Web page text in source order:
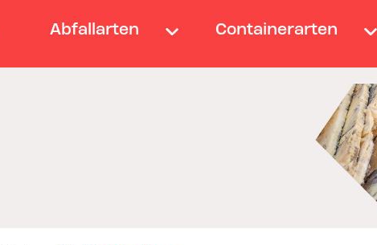
Abfallarten Containerarten